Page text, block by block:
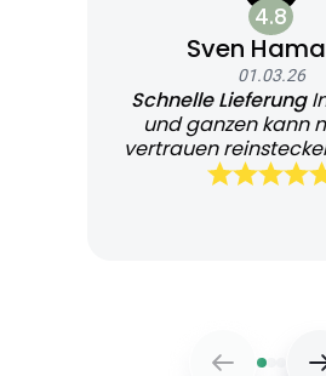
4.8
Sven
01.03.26
Schnelle Lieferung
und ganzen kann
vertrauen
und schnelle